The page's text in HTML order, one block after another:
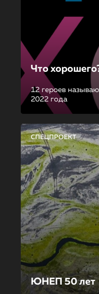
Что
12 героев
2022 года
СПЕЦПРОЕКТ
ЮНЕП 50 лет